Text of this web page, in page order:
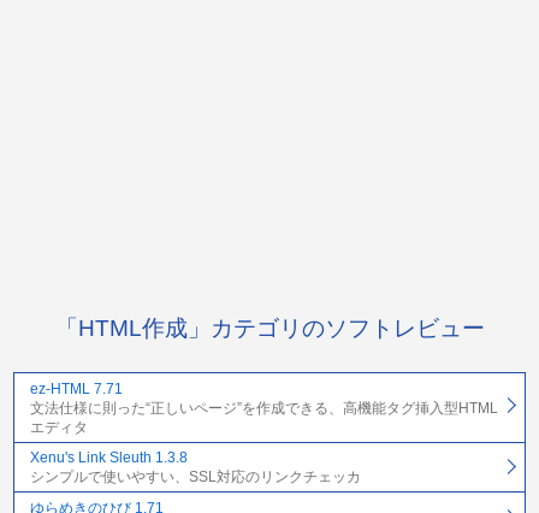
「HTML作成」カテゴリのソフトレビュー
ez-HTML 7.71
文法仕様に則った“正しいページ”を作成できる、高機能タグ挿入型HTML
エディタ
Xenu's Link Sleuth 1.3.8
シンプルで使いやすい、SSL対応のリンクチェッカ
ゆらめきのひび 1.71